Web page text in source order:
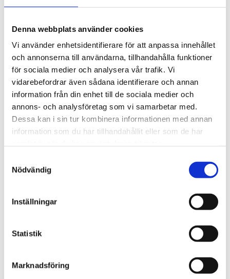
Denna webbplats använder cookies
Vi använder enhetsidentifierare för att anpassa innehållet
och annonserna till användarna, tillhandahålla funktioner
för sociala medier och analysera vår trafik. Vi
vidarebefordrar även sådana identifierare och annan
information från din enhet till de sociala medier och
annons- och analysföretag som vi samarbetar med.
Dessa kan i sin tur kombinera informationen med annan
information som du har tillhandahållit eller som de har
Nödvändig
Inställningar
Statistik
Marknadsföring
Vägledning och material
Transporthandledningen
Ett vägledande dokument i avtalsdialog mellan
transportör och beställare som tillhandahålls via